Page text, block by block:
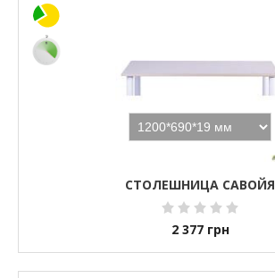
СТОЛЕШНИЦА САВОЙЯ
2 377 грн